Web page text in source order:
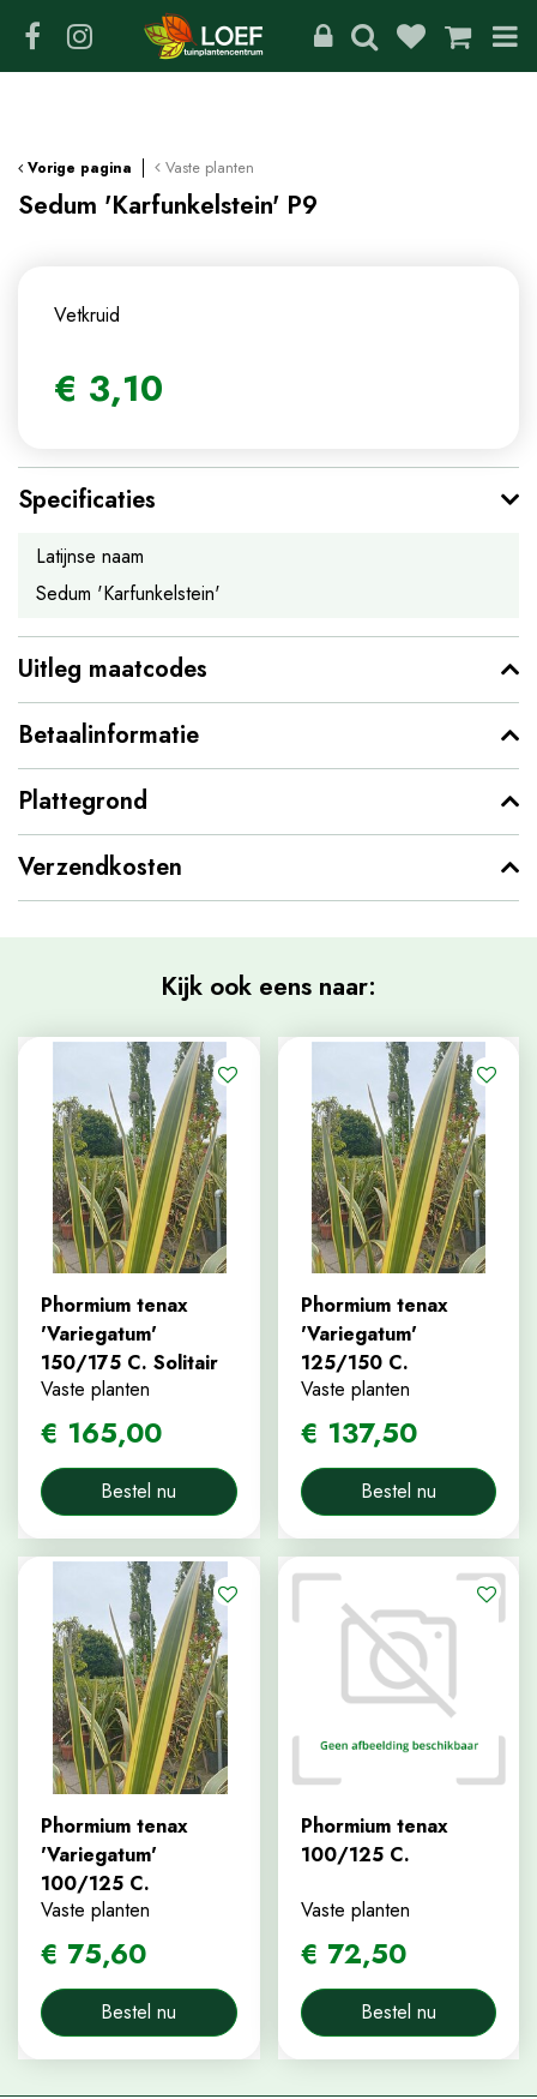
Vorige pagina Vaste planten
Sedum 'Karfunkelstein' P9
Vetkruid
€ 3,10
Specificaties
Latijnse naam
Sedum 'Karfunkelstein'
Uitleg maatcodes
Betaalinformatie
Plattegrond
Verzendkosten
Kijk ook eens naar:
Phormium tenax
'Variegatum'
150/175 C. Solitair
Vaste planten
€ 165,00
Bestel nu
Phormium tenax
'Variegatum'
125/150 C.
Vaste planten
€ 137,50
Bestel nu
Phormium tenax
'Variegatum'
100/125 C.
Vaste planten
€ 75,60
Bestel nu
Phormium tenax
100/125 C.
Vaste planten
€ 72,50
Bestel nu